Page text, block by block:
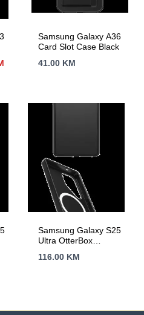
Trenutna
Samsung Galaxy A36
Card Slot Case Black
41.00 KM
Samsung Galaxy S25
Ultra OtterBox
Case Black
116.00 KM